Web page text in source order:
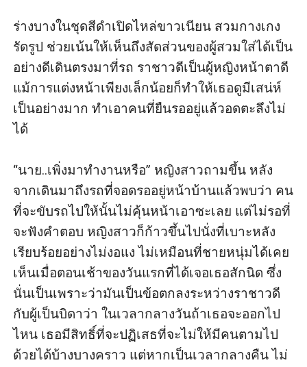
ร่าง​บาง​ใน​ชุด​สี​ดำ​เปิด​ไหล่​ขาว​เนียน สวม​กางเกง​
รัดรูป ช่วย​เน้น​ให้​เห็น​ถึง​สัดส่วน​ของ​ผู้​สวมใส่​ได้​เป็น​
อย่าง​ดี​เดิน​ตรง​มา​ที่​รถ ราชาวดี​เป็น​ผู้หญิง​หน้าตา​ดี
แม้​การ​แต่งหน้า​เพียง​เล็กน้อย​ก็​ทำ​ให้​เธอ​ดู​มี​เสน่ห์​
เป็น​อย่าง​มาก ทำเอา​คน​ที่​ยืน​รอ​อยู่​แล้ว​อด​ตะลึง​ไม่​
ได้
“นาย..เพิ่งมาทำงานหรือ” หญิงสาว​ถาม​ขึ้น หลัง
จาก​เดิน​มา​ถึง​รถ​ที่​จอด​รอ​อยู่​หน้า​บ้าน​แล้ว​พบ​ว่า คน​
ที่​จะ​ขับ​รถ​ไป​ให้​นั้น​ไม่​คุ้น​หน้า​เอา​ซะ​เลย แต่​ไม่​รอ​ที่​
จะ​ฟัง​คำตอบ หญิงสาว​ก็​ก้าว​ขึ้น​ไป​นั่ง​ที่​เบาะ​หลัง​
เรียบร้อย​อย่าง​ไม่​งอแง ไม่​เหมือน​ที่​ชายหนุ่ม​ได้​เคย​
เห็น​เมื่อ​ตอน​เช้า​ของ​วัน​แรก​ที่​ได้​เจอ​เธอ​สัก​นิด ซึ่ง​
นั่น​เป็น​เพราะว่า​มัน​เป็น​ข้อตกลง​ระหว่างราชาวดี​
กับ​ผู้​เป็น​บิดา​ว่า ใน​เวลา​กลางวัน​ถ้า​เธอ​จะ​ออก​ไป​
ไหน เธอ​มี​สิทธิ์​ที่​จะ​ปฏิเสธ​ที่​จะ​ไม่​ให้​มี​คน​ตาม​ไป​
ด้วย​ได้​บ้าง​บาง​คราว แต่​หาก​เป็น​เวลา​กลางคืน ไม่